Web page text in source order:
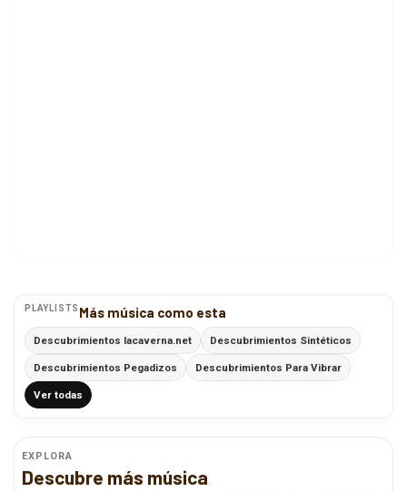
PLAYLISTS Más música como esta
Descubrimientos lacaverna.net Descubrimientos Sintéticos
Descubrimientos Pegadizos Descubrimientos Para Vibrar
Ver todas
EXPLORA
Descubre más música